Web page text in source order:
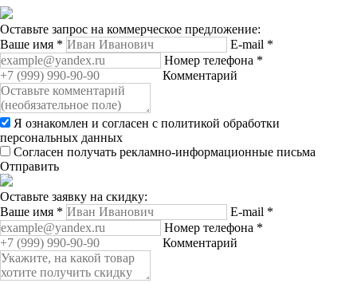
Оставьте запрос на коммерческое предложение:
Ваше имя * E-mail *
Номер телефона *
Комментарий
Я ознакомлен и согласен с политикой обработки
персональных данных
Согласен получать рекламно-информационные письма
Отправить
Оставьте заявку на скидку:
Ваше имя * E-mail *
Номер телефона *
Комментарий